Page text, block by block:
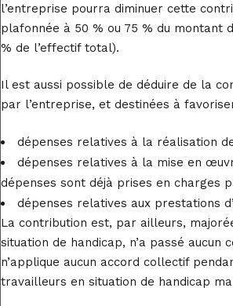
l’entreprise pourra diminuer cette
plafonnée à 50 % ou 75 % du montant
% de l’effectif total).
Il est aussi possible de déduire de la
par l’entreprise, et destinées à
dépenses relatives à la réalisation
dépenses relatives à la mise en
dépenses sont déjà prises en charges
dépenses relatives aux prestations
La contribution est, par ailleurs,
situation de handicap, n’a passé
n’applique aucun accord collectif
travailleurs en situation de handicap